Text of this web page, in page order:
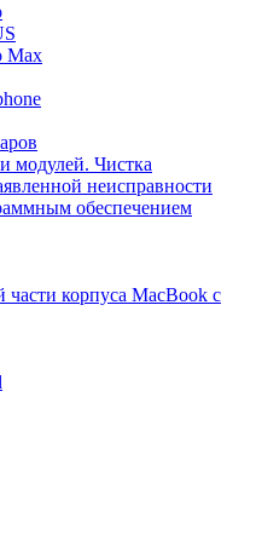
Max
модулей. Чистка
неисправности
обеспечением
части корпуса MacBook с